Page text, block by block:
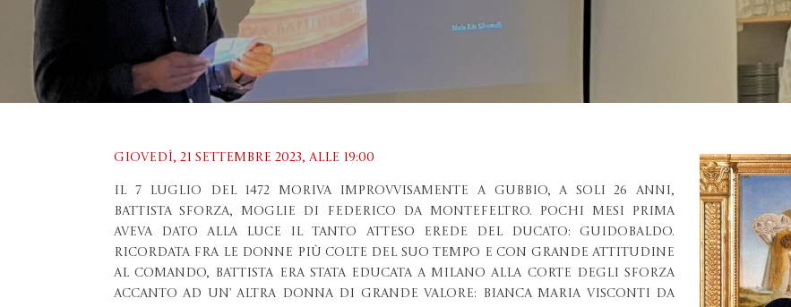
Giovedì, 21 settembre 2023, Alle 19:00
Il 7 luglio del 1472 moriva improvvisamente a Gubbio, a soli 26 anni,
Battista Sforza, moglie di Federico da Montefeltro. Pochi mesi prima
aveva dato alla luce il tanto atteso erede del ducato: Guidobaldo.
Ricordata fra le donne più colte del suo tempo e con grande attitudine
al comando, Battista era stata educata a Milano alla corte degli Sforza
accanto ad un’ altra donna di grande valore: Bianca Maria Visconti da